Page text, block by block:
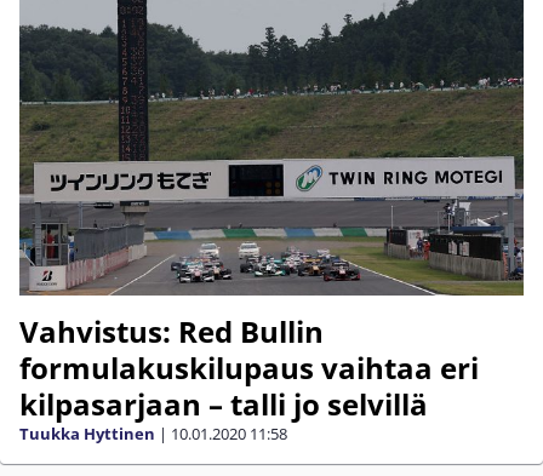
Vahvistus: Red Bullin
formulakuskilupaus vaihtaa eri
kilpasarjaan – talli jo selvillä
Tuukka Hyttinen | 10.01.2020 11:58